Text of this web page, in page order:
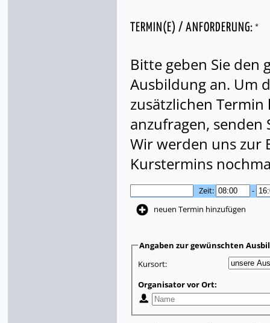
TERMIN(E) / ANFORDERUNG: *
Bitte geben Sie den
Ausbildung an. Um
zusätzlichen
anzufragen, senden
Wir werden uns zur
Kurstermins
Zeit:
-
neuen Termin hinzufügen
Angaben zur gewünschten
Kursort:
Organisator vor Ort: